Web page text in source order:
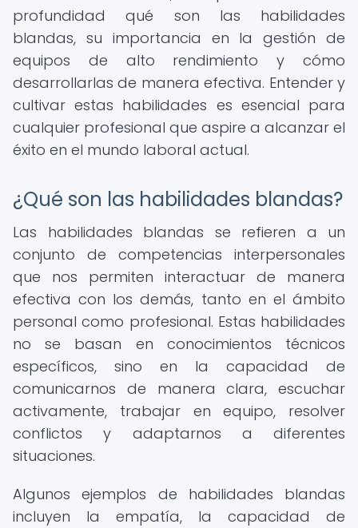
profundidad qué son las habilidades
blandas, su importancia en la gestión de
equipos de alto rendimiento y cómo
desarrollarlas de manera efectiva. Entender y
cultivar estas habilidades es esencial para
cualquier profesional que aspire a alcanzar el
éxito en el mundo laboral actual.
¿Qué son las habilidades blandas?
Las habilidades blandas se refieren a un
conjunto de competencias interpersonales
que nos permiten interactuar de manera
efectiva con los demás, tanto en el ámbito
personal como profesional. Estas habilidades
no se basan en conocimientos técnicos
específicos, sino en la capacidad de
comunicarnos de manera clara, escuchar
activamente, trabajar en equipo, resolver
conflictos y adaptarnos a diferentes
situaciones.
Algunos ejemplos de habilidades blandas
incluyen la empatía, la capacidad de